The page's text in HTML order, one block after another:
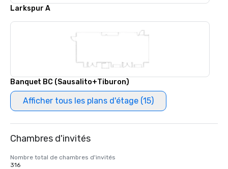
Larkspur A
Banquet BC (Sausalito+Tiburon)
Afficher tous les plans d'étage (15)
Chambres d'invités
Nombre total de chambres d'invités
316